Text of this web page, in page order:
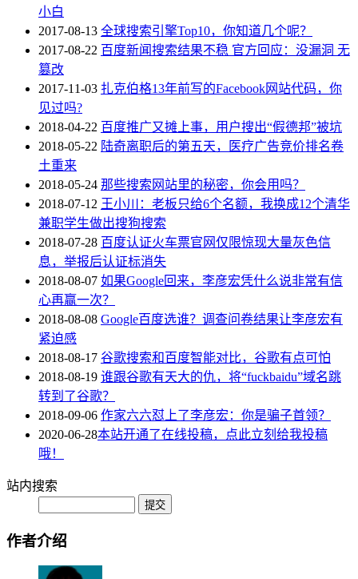
小白
2017-08-13 全球搜索引擎Top10，你知道几个呢？
2017-08-22 百度新闻搜索结果不稳 官方回应：没漏洞 无
篡改
2017-11-03 扎克伯格13年前写的Facebook网站代码，你
见过吗?
2018-04-22 百度推广又摊上事，用户搜出“假德邦”被坑
2018-05-22 陆奇离职后的第五天，医疗广告竞价排名卷
土重来
2018-05-24 那些搜索网站里的秘密，你会用吗？
2018-07-12 王小川：老板只给6个名额，我换成12个清华
兼职学生做出搜狗搜索
2018-07-28 百度认证火车票官网仅限惊现大量灰色信
息，举报后认证标消失
2018-08-07 如果Google回来，李彦宏凭什么说非常有信
心再赢一次？
2018-08-08 Google百度选谁？调查问卷结果让李彦宏有
紧迫感
2018-08-17 谷歌搜索和百度智能对比，谷歌有点可怕
2018-08-19 谁跟谷歌有天大的仇，将“fuckbaidu”域名跳
转到了谷歌？
2018-09-06 作家六六怼上了李彦宏：你是骗子首领？
2020-06-28本站开通了在线投稿，点此立刻给我投稿
哦！
站内搜索
作者介绍